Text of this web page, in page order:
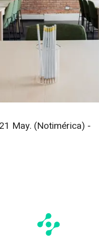
May. (Notimérica) -